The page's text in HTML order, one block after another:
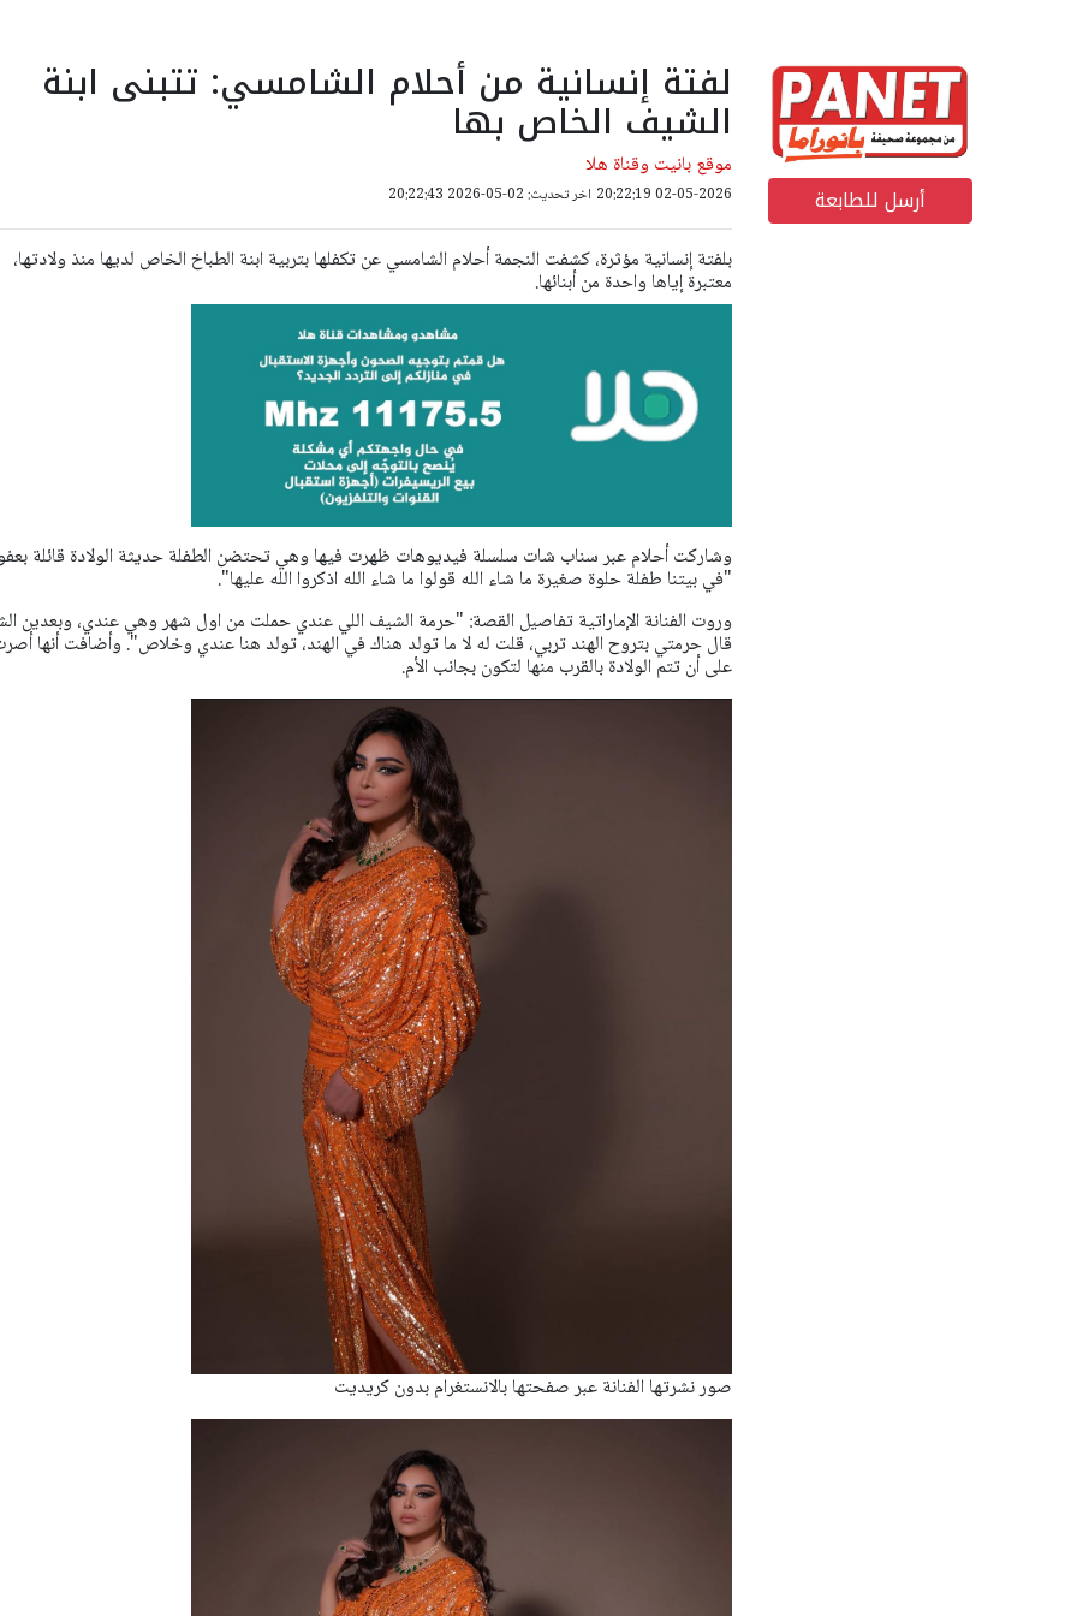
أرسل للطابعة
لفتة إنسانية من أحلام الشامسي: تتبنى ابنة
الشيف الخاص بها
موقع بانيت وقناة هلا
02-05-2026 20:22:19 اخر تحديث: 02-05-2026 20:22:43
بلفتة إنسانية مؤثرة، كشفت النجمة أحلام الشامسي عن تكفلها بتربية ابنة الطباخ الخاص لديها منذ ولادتها،
معتبرة إياها واحدة من أبنائها.
وشاركت أحلام عبر سناب شات سلسلة فيديوهات ظهرت فيها وهي تحتضن الطفلة حديثة الولادة قائلة
"في بيتنا طفلة حلوة صغيرة ما شاء الله قولوا ما شاء الله اذكروا الله عليها".
وروت الفنانة الإماراتية تفاصيل القصة: "حرمة الشيف اللي عندي حملت من اول شهر وهي عندي، وبعدين
قال حرمتي بتروح الهند تربي، قلت له لا ما تولد هناك في الهند، تولد هنا عندي وخلاص". وأضافت أنها
على أن تتم الولادة بالقرب منها لتكون بجانب الأم.
صور نشرتها الفنانة عبر صفحتها بالانستغرام بدون كريديت